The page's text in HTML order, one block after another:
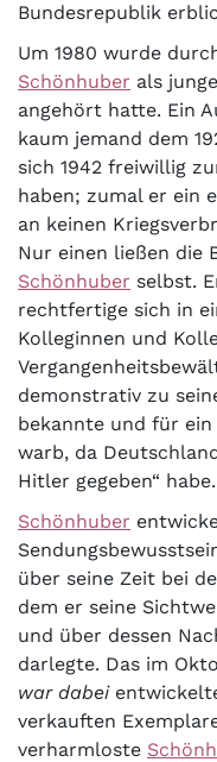
Bundesrepublik
Um 1980 wurde
Schönhuber als
angehört hatte. Ein
kaum jemand dem
sich 1942 freiwillig
haben; zumal er ein
an keinen
Nur einen ließen die
Schönhuber selbst.
rechtfertige sich in
Kolleginnen und
demonstrativ zu
bekannte und für
warb, da
Hitler gegeben“ habe.
Schönhuber
über seine Zeit bei
dem er seine
und über dessen
darlegte. Das im
war dabei
verkauften
verharmloste